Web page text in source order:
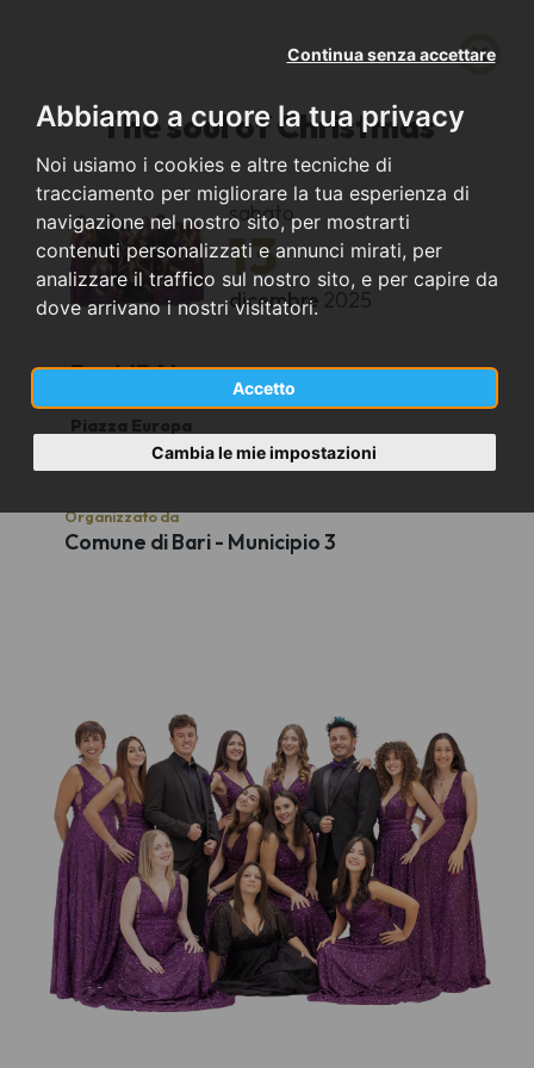
Abbiamo a cuore la tua privacy
Noi usiamo i cookies e altre tecniche di
tracciamento per migliorare la tua esperienza di
navigazione nel nostro sito, per mostrarti
contenuti personalizzati e annunci mirati, per
analizzare il traffico sul nostro sito, e per capire da
dove arrivano i nostri visitatori.
Accetto
Continua senza accettare
Cambia le mie impostazioni
The soul of Christmas
sabato
13
dicembre 2025
Bari (BA)
Piazza Europa
Organizzato da
Comune di Bari - Municipio 3